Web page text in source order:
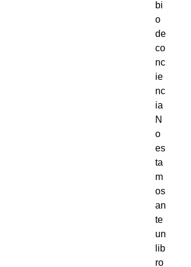
bi
o
de
co
nc
ie
nc
ia
N
o
es
ta
m
os
an
te
un
lib
ro